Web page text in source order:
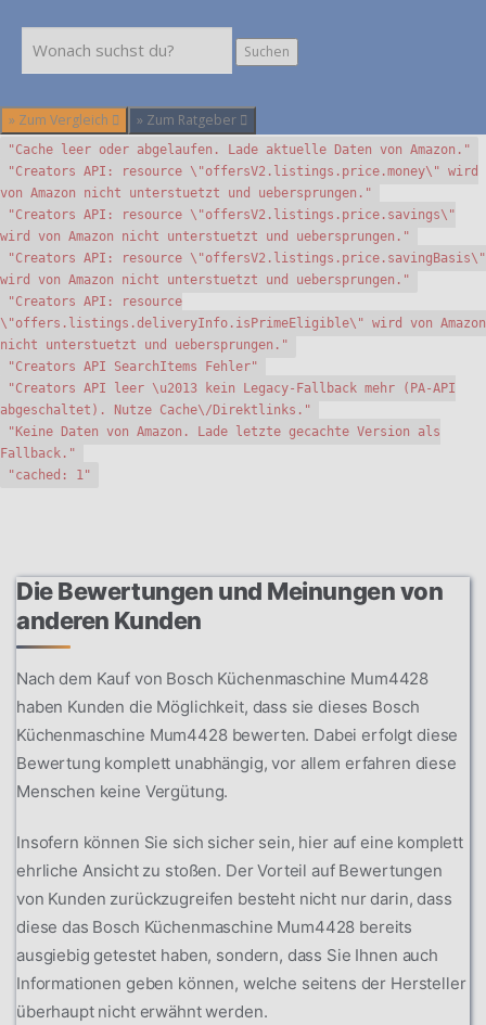
Suchen
» Zum Vergleich » Zum Ratgeber
"Cache leer oder abgelaufen. Lade aktuelle Daten von Amazon."
"Creators API: resource \"offersV2.listings.price.money\" wird
von Amazon nicht unterstuetzt und uebersprungen."
"Creators API: resource \"offersV2.listings.price.savings\"
wird von Amazon nicht unterstuetzt und uebersprungen."
"Creators API: resource \"offersV2.listings.price.savingBasis\"
wird von Amazon nicht unterstuetzt und uebersprungen."
"Creators API: resource
\"offers.listings.deliveryInfo.isPrimeEligible\" wird von Amazon
nicht unterstuetzt und uebersprungen."
"Creators API SearchItems Fehler"
"Creators API leer \u2013 kein Legacy-Fallback mehr (PA-API
abgeschaltet). Nutze Cache\/Direktlinks."
"Keine Daten von Amazon. Lade letzte gecachte Version als
Fallback."
"cached: 1"
Die Bewertungen und Meinungen von
anderen Kunden
Nach dem Kauf von Bosch Küchenmaschine Mum4428
haben Kunden die Möglichkeit, dass sie dieses Bosch
Küchenmaschine Mum4428 bewerten. Dabei erfolgt diese
Bewertung komplett unabhängig, vor allem erfahren diese
Menschen keine Vergütung.
Insofern können Sie sich sicher sein, hier auf eine komplett
ehrliche Ansicht zu stoßen. Der Vorteil auf Bewertungen
von Kunden zurückzugreifen besteht nicht nur darin, dass
diese das Bosch Küchenmaschine Mum4428 bereits
ausgiebig getestet haben, sondern, dass Sie Ihnen auch
Informationen geben können, welche seitens der Hersteller
überhaupt nicht erwähnt werden.